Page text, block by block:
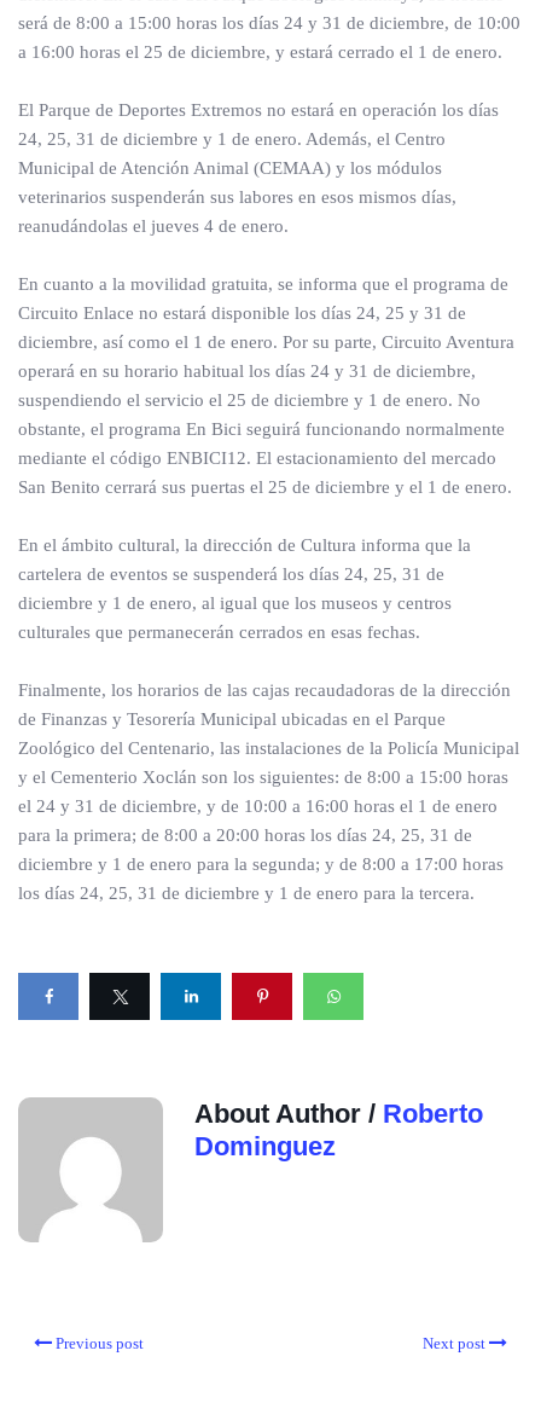
será de 8:00 a 15:00 horas los días 24 y 31 de diciembre, de 10:00
a 16:00 horas el 25 de diciembre, y estará cerrado el 1 de enero.
El Parque de Deportes Extremos no estará en operación los días
24, 25, 31 de diciembre y 1 de enero. Además, el Centro
Municipal de Atención Animal (CEMAA) y los módulos
veterinarios suspenderán sus labores en esos mismos días,
reanudándolas el jueves 4 de enero.
En cuanto a la movilidad gratuita, se informa que el programa de
Circuito Enlace no estará disponible los días 24, 25 y 31 de
diciembre, así como el 1 de enero. Por su parte, Circuito Aventura
operará en su horario habitual los días 24 y 31 de diciembre,
suspendiendo el servicio el 25 de diciembre y 1 de enero. No
obstante, el programa En Bici seguirá funcionando normalmente
mediante el código ENBICI12. El estacionamiento del mercado
San Benito cerrará sus puertas el 25 de diciembre y el 1 de enero.
En el ámbito cultural, la dirección de Cultura informa que la
cartelera de eventos se suspenderá los días 24, 25, 31 de
diciembre y 1 de enero, al igual que los museos y centros
culturales que permanecerán cerrados en esas fechas.
Finalmente, los horarios de las cajas recaudadoras de la dirección
de Finanzas y Tesorería Municipal ubicadas en el Parque
Zoológico del Centenario, las instalaciones de la Policía Municipal
y el Cementerio Xoclán son los siguientes: de 8:00 a 15:00 horas
el 24 y 31 de diciembre, y de 10:00 a 16:00 horas el 1 de enero
para la primera; de 8:00 a 20:00 horas los días 24, 25, 31 de
diciembre y 1 de enero para la segunda; y de 8:00 a 17:00 horas
los días 24, 25, 31 de diciembre y 1 de enero para la tercera.
About Author / Roberto
Dominguez
Previous post Next post